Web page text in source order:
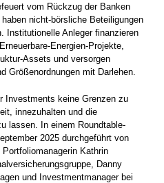
vom Rückzug der Banken
nicht-börsliche Beteiligungen
Institutionelle Anleger finanzieren
Energien-Projekte,
Assets und versorgen
Größenordnungen mit Darlehen.
Investments keine Grenzen zu
innezuhalten und die
lassen. In einem Roundtable-
2025 durchgeführt von
Kathrin
Danny
und Investmentmanager bei